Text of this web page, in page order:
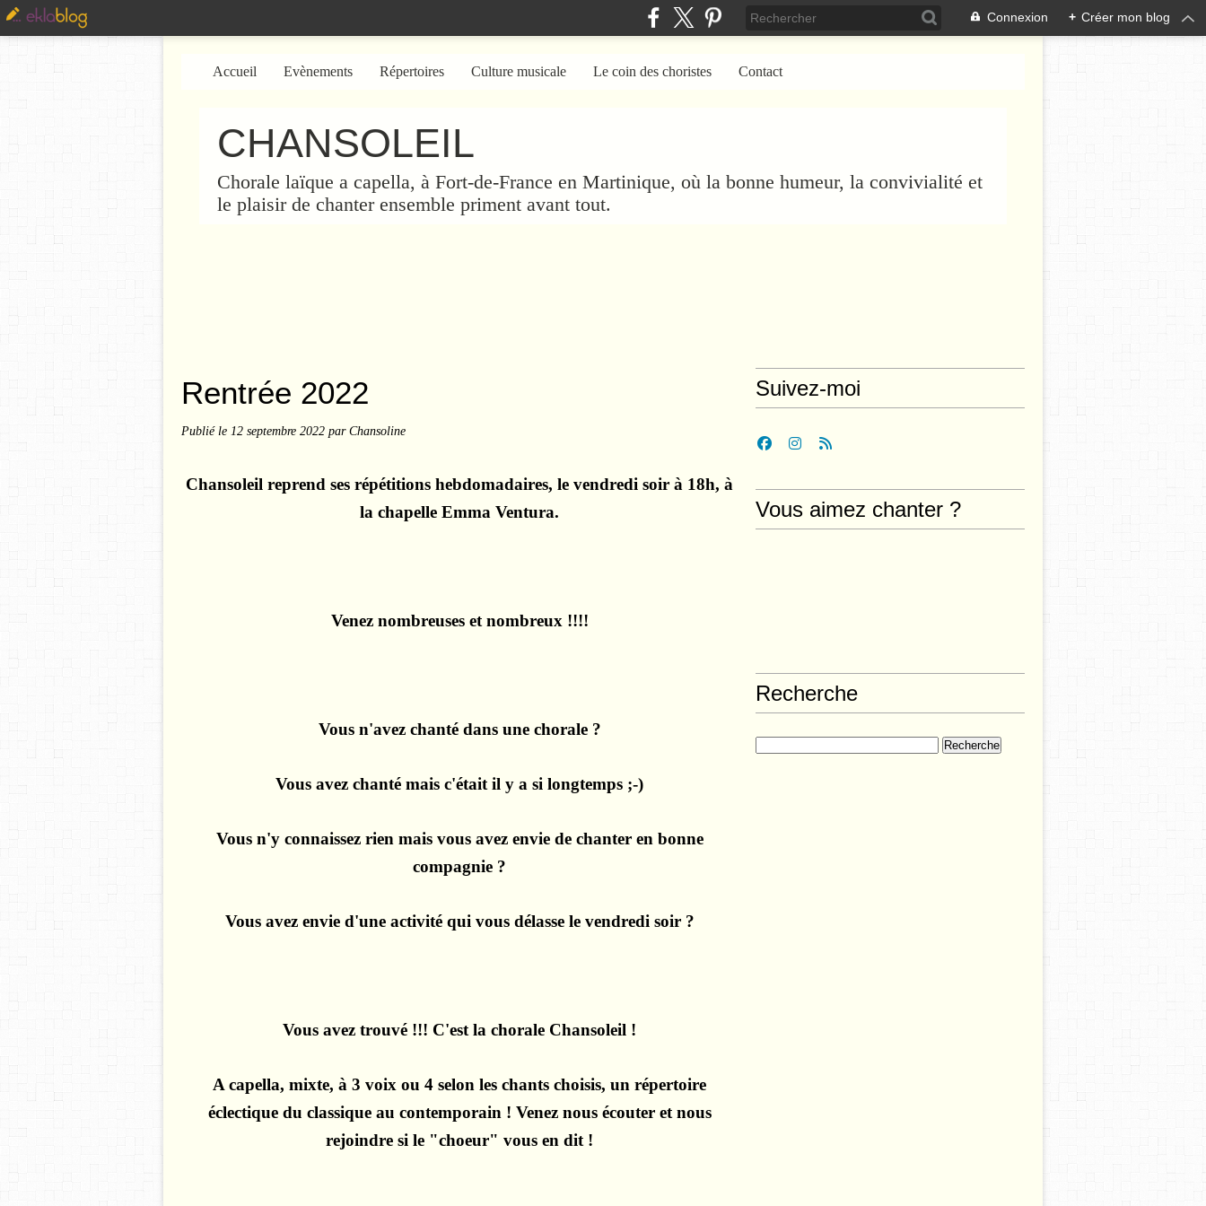
Connexion + Créer mon blog
CHANSOLEIL
Chorale laïque a capella, à Fort-de-France en Martinique, où la bonne humeur, la convivialité et
le plaisir de chanter ensemble priment avant tout.
Accueil Evènements Répertoires Culture musicale Le coin des choristes Contact
Rentrée 2022
Publié le 12 septembre 2022 par Chansoline
Chansoleil reprend ses répétitions hebdomadaires, le vendredi soir à 18h, à
la chapelle Emma Ventura.
Venez nombreuses et nombreux !!!!
Vous n'avez chanté dans une chorale ?
Vous avez chanté mais c'était il y a si longtemps ;-)
Vous n'y connaissez rien mais vous avez envie de chanter en bonne
compagnie ?
Vous avez envie d'une activité qui vous délasse le vendredi soir ?
Vous avez trouvé !!! C'est la chorale Chansoleil !
A capella, mixte, à 3 voix ou 4 selon les chants choisis, un répertoire
éclectique du classique au contemporain ! Venez nous écouter et nous
rejoindre si le "choeur" vous en dit !
Suivez-moi
Vous aimez chanter ?
Recherche